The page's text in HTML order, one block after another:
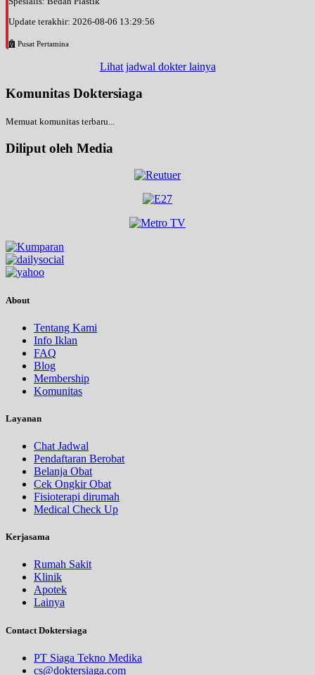
Update terakhir: 2026-08-06 13:29:56
Pusat Pertamina
Lihat jadwal dokter lainya
Komunitas Doktersiaga
Memuat komunitas terbaru...
Diliput oleh Media
About
Tentang Kami
Info Iklan
FAQ
Blog
Membership
Komunitas
Layanan
Chat Jadwal
Pendaftaran Berobat
Belanja Obat
Cek Ongkir Obat
Fisioterapi dirumah
Medical Check Up
Kerjasama
Rumah Sakit
Klinik
Apotek
Lainya
Contact Doktersiaga
PT Siaga Tekno Medika
cs@doktersiaga.com